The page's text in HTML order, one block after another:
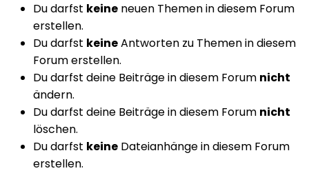
Du darfst keine neuen Themen in diesem Forum
erstellen.
Du darfst keineAntworten zu Themen in diesem
Forum erstellen.
Du darfst deine Beiträge in diesem Forum nicht
ändern.
Du darfst deine Beiträge in diesem Forum nicht
löschen.
Du darfst keine Dateianhänge in diesem Forum
erstellen.